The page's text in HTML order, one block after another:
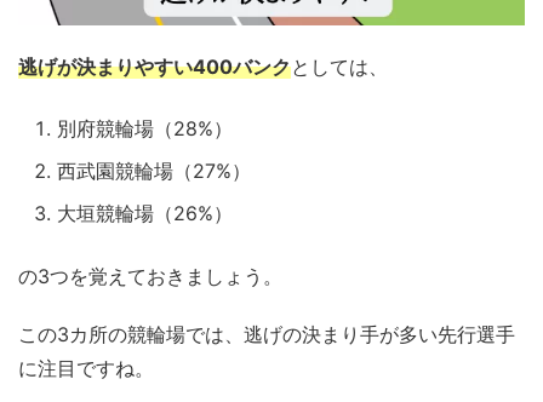
逃げが決まりやすい400バンクとしては、
別府競輪場（28%）
西武園競輪場（27%）
大垣競輪場（26%）
の3つを覚えておきましょう。
この3カ所の競輪場では、逃げの決まり手が多い先行選手
に注目ですね。